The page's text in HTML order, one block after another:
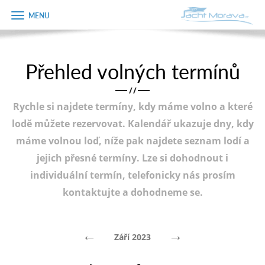
Úvodní strana
Plán plavby
Tipy na výlet
Fotogalerie
Zobrazit
menu
Přehled volných termínů
/ /
Rychle si najdete termíny, kdy máme volno a které
lodě můžete rezervovat. Kalendář ukazuje dny, kdy
máme volnou loď, níže pak najdete seznam lodí a
jejich přesné termíny. Lze si dohodnout i
individuální termín, telefonicky nás prosím
kontaktujte a dohodneme se.
← Září 2023 →
Objednávka
dárkového
Jméno
Telefon
E-mail